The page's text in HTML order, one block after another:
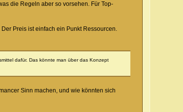
die Regeln aber so vorsehen. Für Top-
Preis ist einfach ein Punkt Ressourcen.
dafür. Das könnte man über das Konzept
Sinn machen, und wie könnten sich